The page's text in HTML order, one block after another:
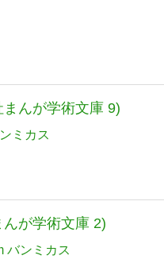
んが学術文庫 9)
ミカス
が学術文庫 2)
バンミカス